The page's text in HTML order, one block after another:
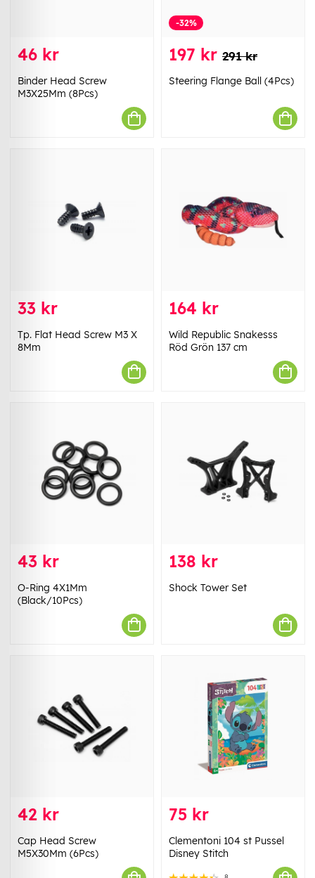
46 kr
Binder Head Screw
M3X25Mm (8Pcs)
-32%
197 kr 291 kr
Steering Flange Ball (4Pcs)
33 kr
Tp. Flat Head Screw M3 X
8Mm
164 kr
Wild Republic Snakesss
Röd Grön 137 cm
43 kr
O-Ring 4X1Mm
(Black/10Pcs)
138 kr
Shock Tower Set
42 kr
Cap Head Screw
M5X30Mm (6Pcs)
75 kr
Clementoni 104 st Pussel
Disney Stitch